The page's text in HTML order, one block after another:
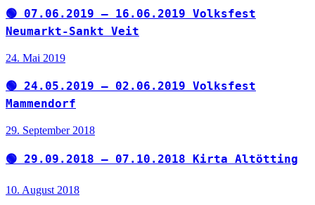
🟢 07.06.2019 – 16.06.2019 Volksfest
Neumarkt-Sankt Veit
24. Mai 2019
🟢 24.05.2019 – 02.06.2019 Volksfest
Mammendorf
29. September 2018
🟢 29.09.2018 – 07.10.2018 Kirta Altötting
10. August 2018